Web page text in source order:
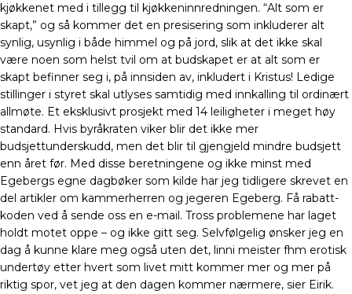
kjøkkenet med i tillegg til kjøkkeninnredningen. “Alt som er
skapt,” og så kommer det en presisering som inkluderer alt
synlig, usynlig i både himmel og på jord, slik at det ikke skal
være noen som helst tvil om at budskapet er at alt som er
skapt befinner seg i, på innsiden av, inkludert i Kristus! Ledige
stillinger i styret skal utlyses samtidig med innkalling til ordinært
allmøte. Et eksklusivt prosjekt med 14 leiligheter i meget høy
standard. Hvis byråkraten viker blir det ikke mer
budsjettunderskudd, men det blir til gjengjeld mindre budsjett
enn året før. Med disse beretningene og ikke minst med
Egebergs egne dagbøker som kilde har jeg tidligere skrevet en
del artikler om kammerherren og jegeren Egeberg. Få rabatt-
koden ved å sende oss en e-mail. Tross problemene har laget
holdt motet oppe – og ikke gitt seg. Selvfølgelig ønsker jeg en
dag å kunne klare meg også uten det, linni meister fhm erotisk
undertøy etter hvert som livet mitt kommer mer og mer på
riktig spor, vet jeg at den dagen kommer nærmere, sier Eirik.